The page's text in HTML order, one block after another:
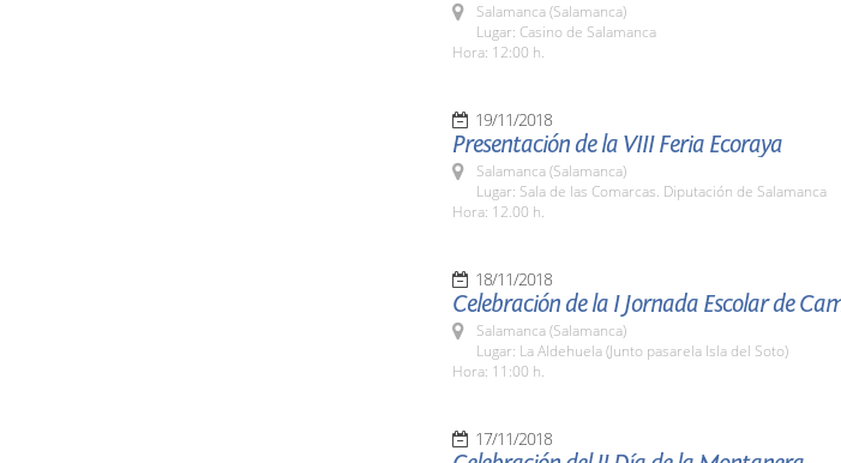
Salamanca (Salamanca)
Lugar: Casino de Salamanca
Hora: 12:00 h.
19/11/2018
Presentación de la VIII Feria Ecoraya
Salamanca (Salamanca)
Lugar: Sala de las Comarcas. Diputación de Salamanca
Hora: 12.00 h.
18/11/2018
Celebración de la I Jornada Escolar de
Salamanca (Salamanca)
Lugar: La Aldehuela (Junto pasarela Isla del Soto)
Hora: 11:00 h.
17/11/2018